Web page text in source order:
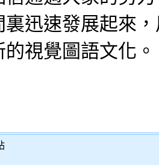
裏迅速發展起來
的視覺圖語文化。
站